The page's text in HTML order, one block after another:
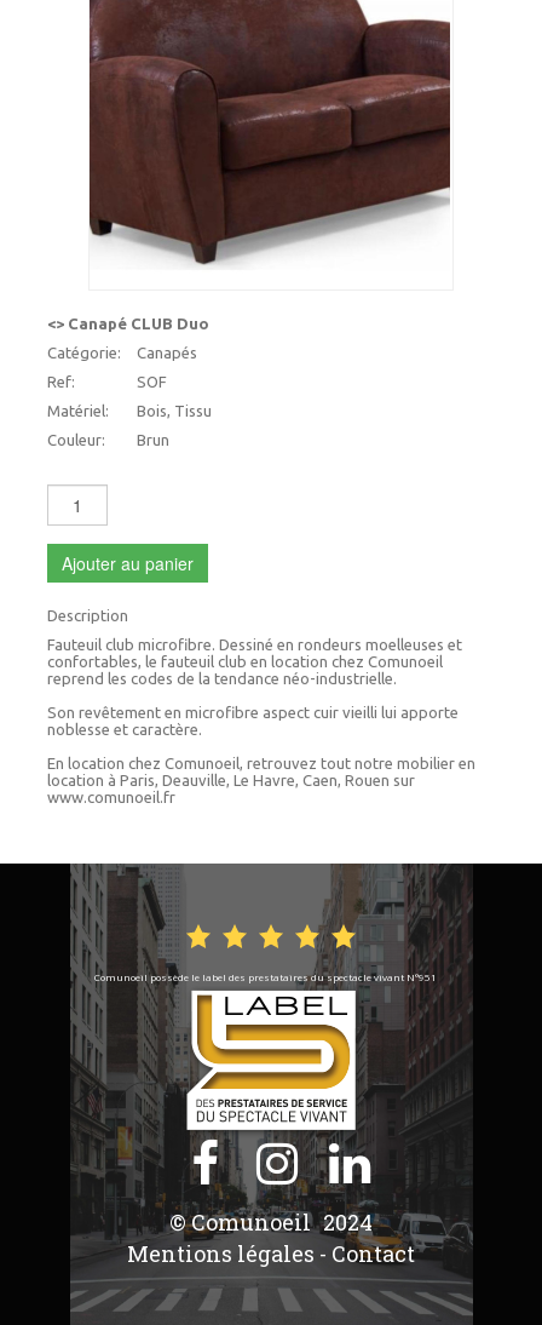
<> Canapé CLUB Duo
Catégorie:
Canapés
Ref:
SOF
Matériel:
Bois, Tissu
Couleur:
Brun
Ajouter au panier
Description
Fauteuil club microfibre. Dessiné en rondeurs moelleuses et
confortables, le fauteuil club en location chez Comunoeil
reprend les codes de la tendance néo-industrielle.
Son revêtement en microfibre aspect cuir vieilli lui apporte
noblesse et caractère.
En location chez Comunoeil, retrouvez tout notre mobilier en
location à Paris, Deauville, Le Havre, Caen, Rouen sur
www.comunoeil.fr
Comunoeil possède le label des prestataires du spectacle vivant N°951
  
© Comunoeil 2024
Mentions légales - Contact